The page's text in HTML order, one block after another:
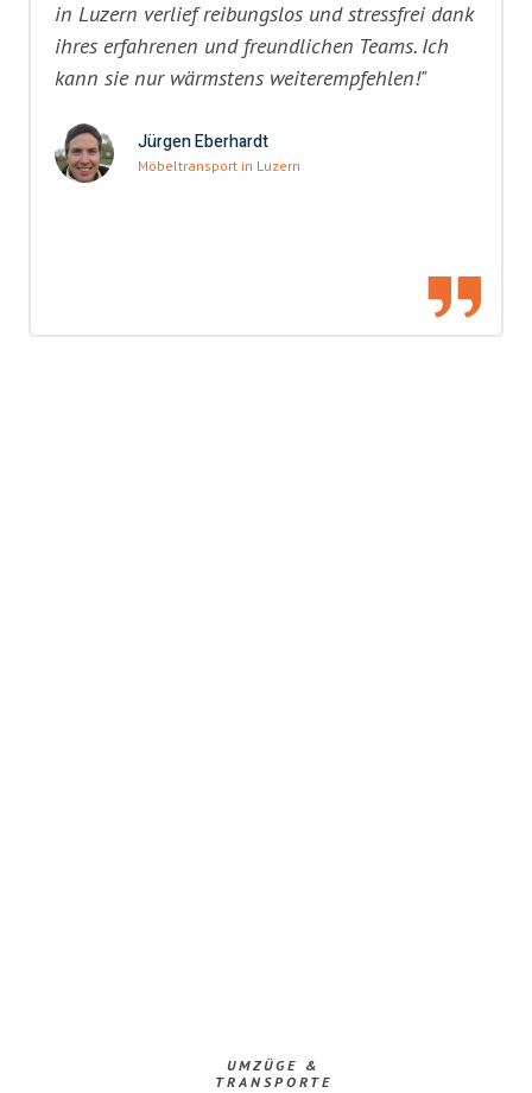
in Luzern verlief reibungslos und stressfrei dank
ihres erfahrenen und freundlichen Teams. Ich
kann sie nur wärmstens weiterempfehlen!"
Jürgen Eberhardt
Möbeltransport in Luzern
UMZÜGE &
TRANSPORTE